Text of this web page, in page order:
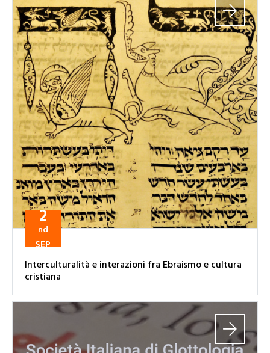
2
nd
SEP
Interculturalità e interazioni fra Ebraismo e cultura
cristiana